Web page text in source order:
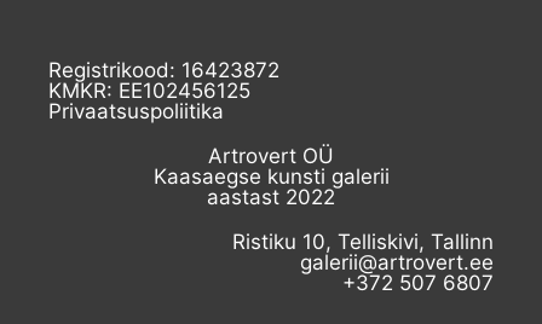
Registrikood: 16423872
KMKR: EE102456125
Privaatsuspoliitika
Artrovert OÜ
Kaasaegse kunsti galerii
aastast 2022
Ristiku 10, Telliskivi, Tallinn
galerii@artrovert.ee
+372 507 6807​